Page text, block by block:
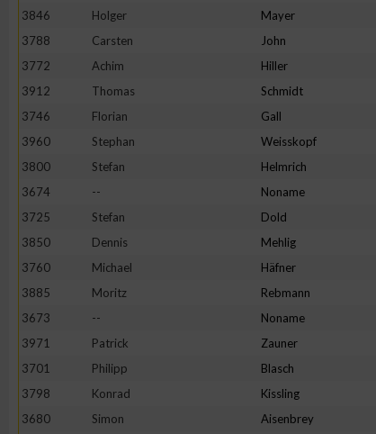
3846
Holger Mayer
3788
Carsten John
3772
Achim Hiller
3912
Thomas Schmidt
3746
Florian Gall
3960
Stephan Weisskopf
3800
Stefan Helmrich
3674
-- Noname
3725
Stefan Dold
3850
Dennis Mehlig
3760
Michael Häfner
3885
Moritz Rebmann
3673
-- Noname
3971
Patrick Zauner
3701
Philipp Blasch
3798
Konrad Kissling
3680
Simon Aisenbrey